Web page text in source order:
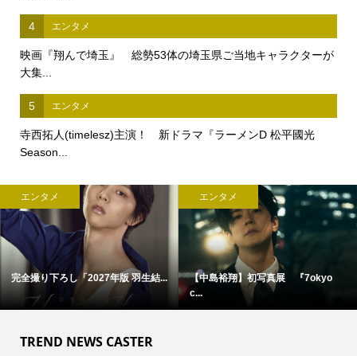
4 エンタメ
映画『翔んで埼玉』 総勢53体の埼玉県ご当地キャラクターが
大集...
5 エンタメ
寺西拓人(timelesz)主演！ 新ドラマ『ラーメンD 松平國光
Season...
エンタメ
完全撮り下ろし「2027年版 羽生結...
エンタメ
【中島裕翔】初写真展 『7okyo
c...
TREND NEWS CASTER